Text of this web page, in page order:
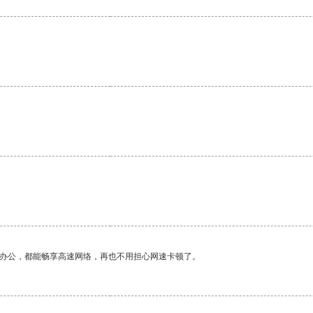
，都能畅享高速网络，再也不用担心网速卡顿了。